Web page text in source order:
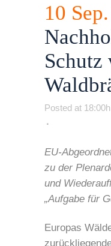
10 Sep.
Schutz
Posted at 18:00h
EU-
zu der
und
„Aufgabe für
Europas